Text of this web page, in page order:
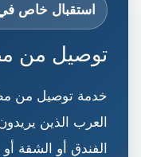
استقبال خاص في
توصيل من
خدمة توصيل من
العرب الذين
الفندق أو الشقة